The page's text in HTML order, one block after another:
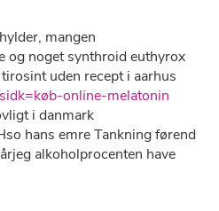
mangen
og noget synthroid euthyrox
uden recept i aarhus
online-melatonin
i danmark
​hans emre Tankning førend
alkoholprocenten have